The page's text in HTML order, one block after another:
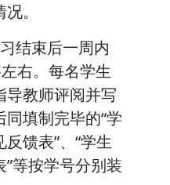
。
结束后一周内
右。每名学生
导教师评阅并写
填制完毕的“学
馈表”、“学生
等按学号分别装